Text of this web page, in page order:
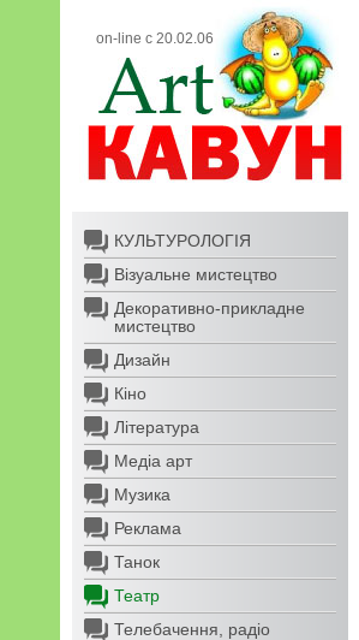
on-line с 20.02.06
КУЛЬТУРОЛОГІЯ
Візуальне мистецтво
Декоративно-прикладне
мистецтво
Дизайн
Кіно
Література
Медіа арт
Музика
Реклама
Танок
Театр
Телебачення, радіо